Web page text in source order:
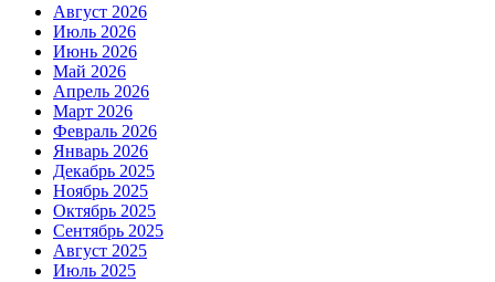
Август 2026
Июль 2026
Июнь 2026
Май 2026
Апрель 2026
Март 2026
Февраль 2026
Январь 2026
Декабрь 2025
Ноябрь 2025
Октябрь 2025
Сентябрь 2025
Август 2025
Июль 2025